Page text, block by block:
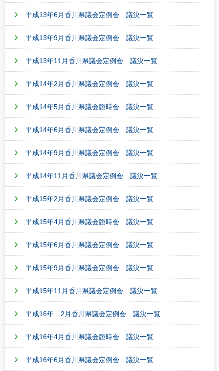
平成13年6月香川県議会定例会 議決一覧
平成13年9月香川県議会定例会 議決一覧
平成13年11月香川県議会定例会 議決一覧
平成14年2月香川県議会定例会 議決一覧
平成14年5月香川県議会臨時会 議決一覧
平成14年6月香川県議会定例会 議決一覧
平成14年9月香川県議会定例会 議決一覧
平成14年11月香川県議会定例会 議決一覧
平成15年2月香川県議会定例会 議決一覧
平成15年4月香川県議会臨時会 議決一覧
平成15年6月香川県議会定例会 議決一覧
平成15年9月香川県議会定例会 議決一覧
平成15年11月香川県議会定例会 議決一覧
平成16年 2月香川県議会定例会 議決一覧
平成16年4月香川県議会臨時会 議決一覧
平成16年6月香川県議会定例会 議決一覧